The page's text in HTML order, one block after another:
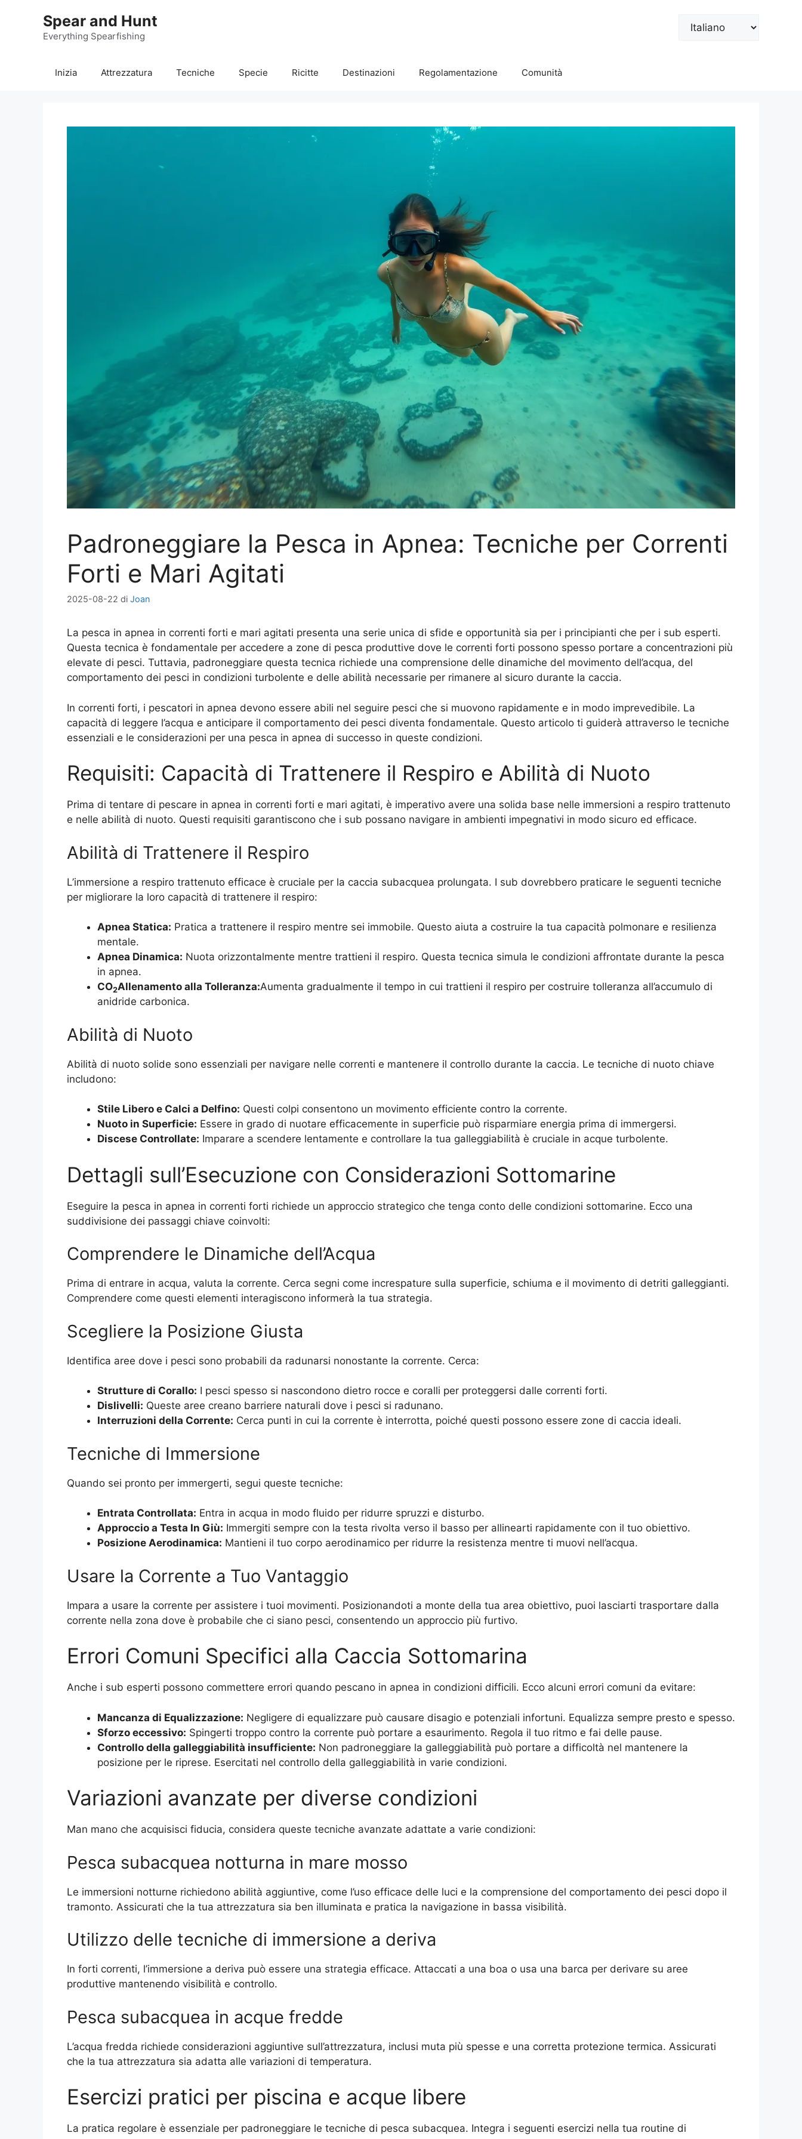
contenuto
Spear and Hunt
Everything Spearfishing
Scegli
Inizia Attrezzatura Tecniche Specie Ricitte Destinazioni Regolamentazione Comunità
Padroneggiare la Pesca in Apnea: Tecniche per Correnti
Forti e Mari Agitati
2025-08-22 di Joan
La pesca in apnea in correnti forti e mari agitati presenta una serie unica di sfide e opportunità sia per i principianti che per i sub esperti.
Questa tecnica è fondamentale per accedere a zone di pesca produttive dove le correnti forti possono spesso portare a concentrazioni più
elevate di pesci. Tuttavia, padroneggiare questa tecnica richiede una comprensione delle dinamiche del movimento dell’acqua, del
comportamento dei pesci in condizioni turbolente e delle abilità necessarie per rimanere al sicuro durante la caccia.
In correnti forti, i pescatori in apnea devono essere abili nel seguire pesci che si muovono rapidamente e in modo imprevedibile. La
capacità di leggere l’acqua e anticipare il comportamento dei pesci diventa fondamentale. Questo articolo ti guiderà attraverso le tecniche
essenziali e le considerazioni per una pesca in apnea di successo in queste condizioni.
Requisiti: Capacità di Trattenere il Respiro e Abilità di Nuoto
Prima di tentare di pescare in apnea in correnti forti e mari agitati, è imperativo avere una solida base nelle immersioni a respiro trattenuto
e nelle abilità di nuoto. Questi requisiti garantiscono che i sub possano navigare in ambienti impegnativi in modo sicuro ed efficace.
Abilità di Trattenere il Respiro
L’immersione a respiro trattenuto efficace è cruciale per la caccia subacquea prolungata. I sub dovrebbero praticare le seguenti tecniche
per migliorare la loro capacità di trattenere il respiro:
Apnea Statica: Pratica a trattenere il respiro mentre sei immobile. Questo aiuta a costruire la tua capacità polmonare e resilienza
mentale.
Apnea Dinamica: Nuota orizzontalmente mentre trattieni il respiro. Questa tecnica simula le condizioni affrontate durante la pesca
in apnea.
CO2Allenamento alla Tolleranza:Aumenta gradualmente il tempo in cui trattieni il respiro per costruire tolleranza all’accumulo di
anidride carbonica.
Abilità di Nuoto
Abilità di nuoto solide sono essenziali per navigare nelle correnti e mantenere il controllo durante la caccia. Le tecniche di nuoto chiave
includono:
Stile Libero e Calci a Delfino: Questi colpi consentono un movimento efficiente contro la corrente.
Nuoto in Superficie: Essere in grado di nuotare efficacemente in superficie può risparmiare energia prima di immergersi.
Discese Controllate: Imparare a scendere lentamente e controllare la tua galleggiabilità è cruciale in acque turbolente.
Dettagli sull’Esecuzione con Considerazioni Sottomarine
Eseguire la pesca in apnea in correnti forti richiede un approccio strategico che tenga conto delle condizioni sottomarine. Ecco una
suddivisione dei passaggi chiave coinvolti:
Comprendere le Dinamiche dell’Acqua
Prima di entrare in acqua, valuta la corrente. Cerca segni come increspature sulla superficie, schiuma e il movimento di detriti galleggianti.
Comprendere come questi elementi interagiscono informerà la tua strategia.
Scegliere la Posizione Giusta
Identifica aree dove i pesci sono probabili da radunarsi nonostante la corrente. Cerca:
Strutture di Corallo: I pesci spesso si nascondono dietro rocce e coralli per proteggersi dalle correnti forti.
Dislivelli: Queste aree creano barriere naturali dove i pesci si radunano.
Interruzioni della Corrente: Cerca punti in cui la corrente è interrotta, poiché questi possono essere zone di caccia ideali.
Tecniche di Immersione
Quando sei pronto per immergerti, segui queste tecniche:
Entrata Controllata: Entra in acqua in modo fluido per ridurre spruzzi e disturbo.
Approccio a Testa In Giù: Immergiti sempre con la testa rivolta verso il basso per allinearti rapidamente con il tuo obiettivo.
Posizione Aerodinamica: Mantieni il tuo corpo aerodinamico per ridurre la resistenza mentre ti muovi nell’acqua.
Usare la Corrente a Tuo Vantaggio
Impara a usare la corrente per assistere i tuoi movimenti. Posizionandoti a monte della tua area obiettivo, puoi lasciarti trasportare dalla
corrente nella zona dove è probabile che ci siano pesci, consentendo un approccio più furtivo.
Errori Comuni Specifici alla Caccia Sottomarina
Anche i sub esperti possono commettere errori quando pescano in apnea in condizioni difficili. Ecco alcuni errori comuni da evitare:
Mancanza di Equalizzazione: Negligere di equalizzare può causare disagio e potenziali infortuni. Equalizza sempre presto e spesso.
Sforzo eccessivo: Spingerti troppo contro la corrente può portare a esaurimento. Regola il tuo ritmo e fai delle pause.
Controllo della galleggiabilità insufficiente: Non padroneggiare la galleggiabilità può portare a difficoltà nel mantenere la
posizione per le riprese. Esercitati nel controllo della galleggiabilità in varie condizioni.
Variazioni avanzate per diverse condizioni
Man mano che acquisisci fiducia, considera queste tecniche avanzate adattate a varie condizioni:
Pesca subacquea notturna in mare mosso
Le immersioni notturne richiedono abilità aggiuntive, come l’uso efficace delle luci e la comprensione del comportamento dei pesci dopo il
tramonto. Assicurati che la tua attrezzatura sia ben illuminata e pratica la navigazione in bassa visibilità.
Utilizzo delle tecniche di immersione a deriva
In forti correnti, l’immersione a deriva può essere una strategia efficace. Attaccati a una boa o usa una barca per derivare su aree
produttive mantenendo visibilità e controllo.
Pesca subacquea in acque fredde
L’acqua fredda richiede considerazioni aggiuntive sull’attrezzatura, inclusi muta più spesse e una corretta protezione termica. Assicurati
che la tua attrezzatura sia adatta alle variazioni di temperatura.
Esercizi pratici per piscina e acque libere
La pratica regolare è essenziale per padroneggiare le tecniche di pesca subacquea. Integra i seguenti esercizi nella tua routine di